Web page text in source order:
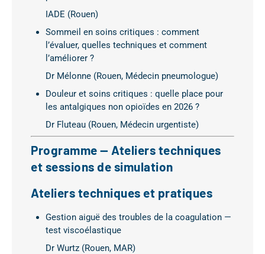
IADE (Rouen)
Sommeil en soins critiques : comment
l’évaluer, quelles techniques et comment
l’améliorer ?
Dr Mélonne (Rouen, Médecin pneumologue)
Douleur et soins critiques : quelle place pour
les antalgiques non opioïdes en 2026 ?
Dr Fluteau (Rouen, Médecin urgentiste)
Programme — Ateliers techniques
et sessions de simulation
Ateliers techniques et pratiques
Gestion aiguë des troubles de la coagulation —
test viscoélastique
Dr Wurtz (Rouen, MAR)